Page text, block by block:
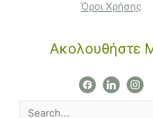
Όροι Χρήσης
Ακολουθήστε
facebooklinkedin
Search